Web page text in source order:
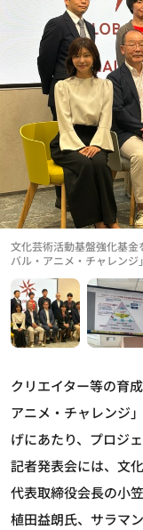
文化芸術活動基盤強化基
バル・アニメ・チャレンジ
クリエイター等の育
アニメ・チャレンジ
げにあたり、プロジ
記者発表会には、文
代表取締役会長の小
植田益朗氏、サラマ